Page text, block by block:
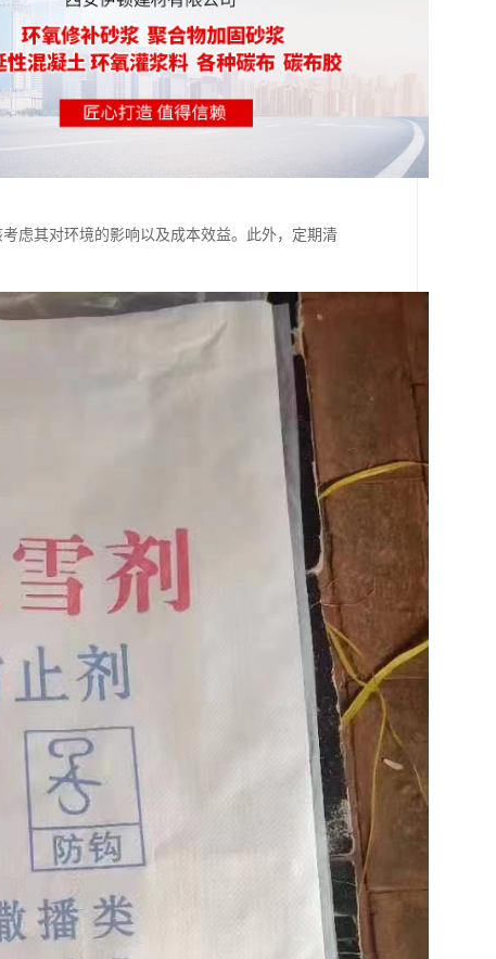
虑其对环境的影响以及成本效益。此外，定期清